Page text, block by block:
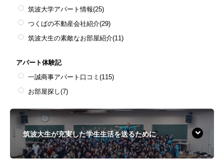
筑波大学アパート情報(25)
つくばの不動産会社紹介(29)
筑波大生の素敵なお部屋紹介(11)
アパート体験記
一誠商事アパート口コミ (115)
お部屋探し(7)
筑波大生が充実した学生生活を送るために